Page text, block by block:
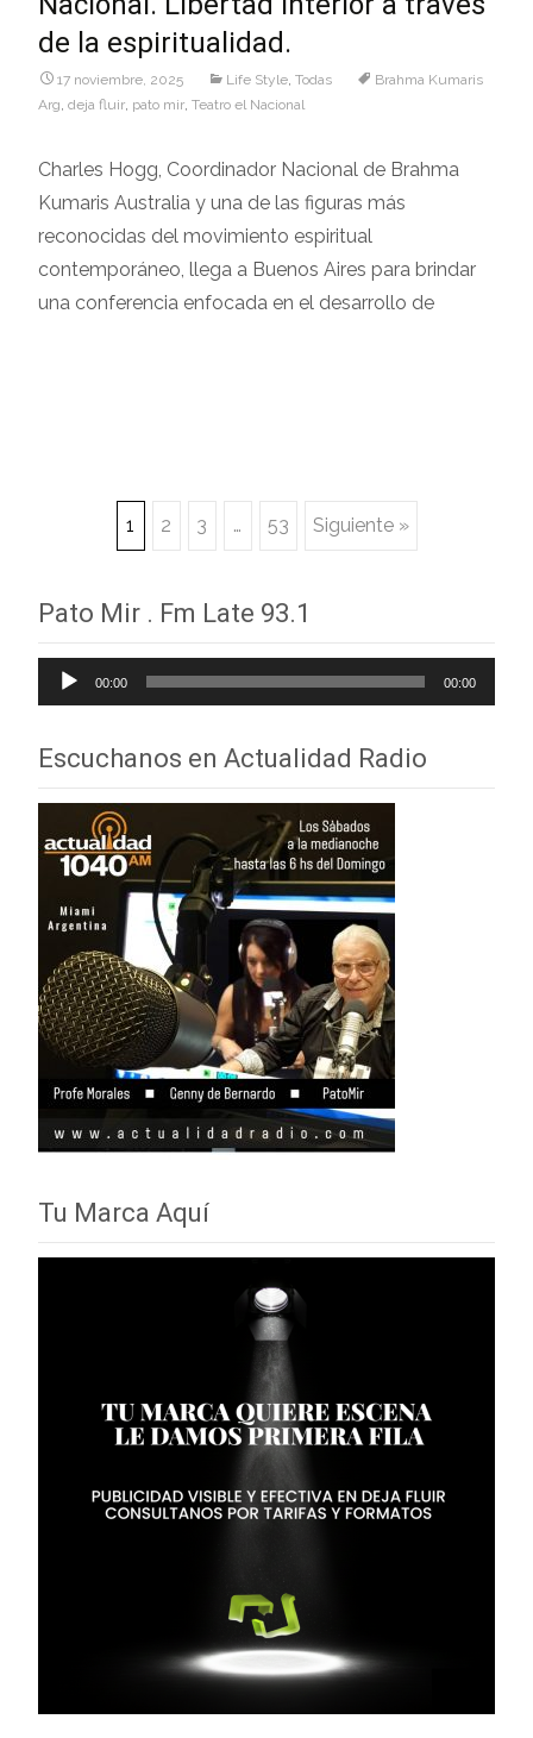
de la espiritualidad.
17 noviembre, 2025 Life Style Todas
Brahma Kumaris
Arg deja fluir pato mir Teatro el Nacional
Charles Hogg, Coordinador Nacional de Brahma
Kumaris Australia y una de las figuras más
reconocidas del movimiento espiritual
contemporáneo, llega a Buenos Aires para brindar
una conferencia enfocada en el desarrollo de
Navegación
de
entradas
1 2 3 … 53 Siguiente »
Pato Mir . Fm Late 93.1
Reproductor
de
00:00 00:00
Escuchanos en Actualidad Radio
Tu Marca Aquí